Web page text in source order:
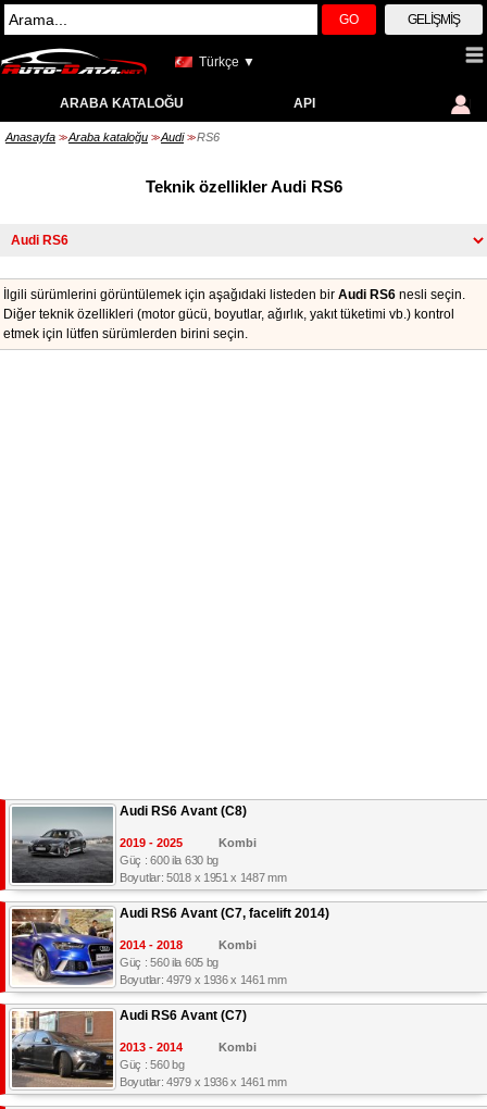
GO GELIŞMIŞ
Türkçe ▼
ARABA KATALOĞU API
Anasayfa >> Araba kataloğu >> Audi >> RS6
Teknik özellikler Audi RS6
İlgili sürümlerini görüntülemek için aşağıdaki listeden bir Audi RS6 nesli seçin.
Diğer teknik özellikleri (motor gücü, boyutlar, ağırlık, yakıt tüketimi vb.) kontrol
etmek için lütfen sürümlerden birini seçin.
Audi RS6 Avant (C8)
2019 - 2025
Kombi
Güç : 600 ila 630 bg
Boyutlar: 5018 x 1951 x 1487 mm
Audi RS6 Avant (C7, facelift 2014)
2014 - 2018
Kombi
Güç : 560 ila 605 bg
Boyutlar: 4979 x 1936 x 1461 mm
Audi RS6 Avant (C7)
2013 - 2014
Kombi
Güç : 560 bg
Boyutlar: 4979 x 1936 x 1461 mm